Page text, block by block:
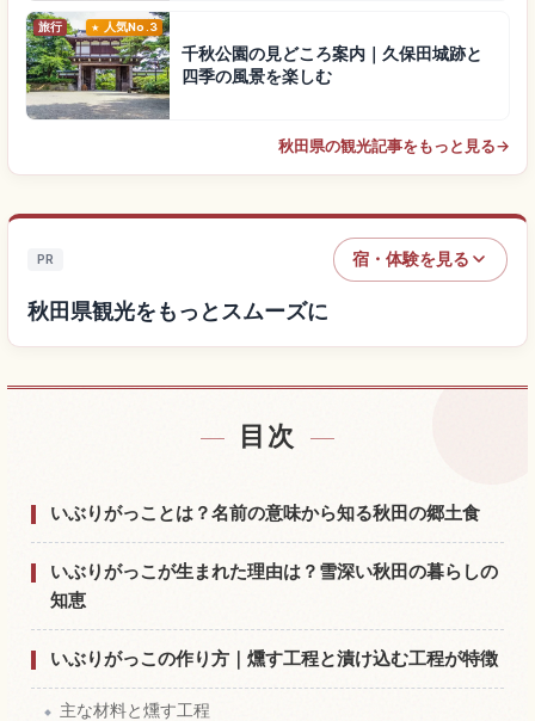
旅行 人気No.3
千秋公園の見どころ案内｜久保田城跡と
四季の風景を楽しむ
秋田県の観光記事をもっと見る→
PR 宿・体験を見る
秋田県観光をもっとスムーズに
秋田県付近の宿を探す
秋田県の体験を探す↗
目次
いぶりがっことは？名前の意味から知る秋田の郷土食
いぶりがっこが生まれた理由は？雪深い秋田の暮らしの
知恵
いぶりがっこの作り方｜燻す工程と漬け込む工程が特徴
主な材料と燻す工程